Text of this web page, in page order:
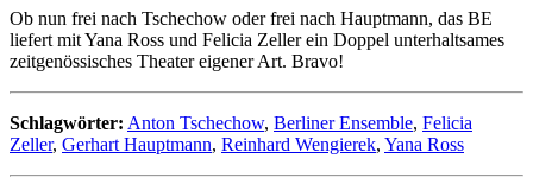
Ob nun frei nach Tschechow oder frei nach Hauptmann, das BE
liefert mit Yana Ross und Felicia Zeller ein Doppel unterhaltsames
zeitgenössisches Theater eigener Art. Bravo!
Schlagwörter: Anton Tschechow, Berliner Ensemble, Felicia
Zeller, Gerhart Hauptmann, Reinhard Wengierek, Yana Ross